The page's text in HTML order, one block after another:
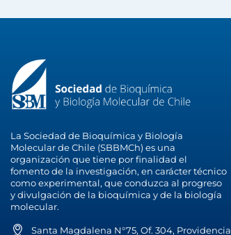
La Sociedad de Bioquímica y Biología
Molecular de Chile (SBBMCh) es una
organización que tiene por finalidad el
fomento de la investigación, en carácter técnico
como experimental, que conduzca al progreso
y divulgación de la bioquímica y de la biología
molecular.
Santa Magdalena N°75, Of. 304, Providencia